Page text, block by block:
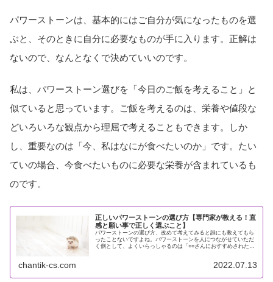
パワーストーンは、基本的にはご自分が気になったものを選
ぶと、そのときに自分に必要なものが手に入ります。正解は
ないので、なんとなくで決めていいのです。
私は、パワーストーン選びを「今日のご飯を考えること」と
似ていると思っています。ご飯を考えるのは、栄養や値段な
どいろいろな観点から理屈で考えることもできます。しか
し、重要なのは「今、私はなにが食べたいのか」です。たい
ていの場合、今食べたいものに必要な栄養が含まれているも
のです。
正しいパワーストーンの選び方【専門家が教える！直
感と願い事で正しく選ぶこと】
パワーストーンの選び方、改めて考えてみると誰にも教えてもら
ったことないですよね。パワーストーンを人につながせていただ
く側として、よくいらっしゃるのは「○○さんにおすすめされたの
chantik-cs.com 2022.07.13